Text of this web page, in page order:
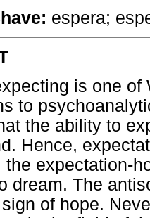
espera;
is one
to
the ability to
Hence,
the expectation-
dream. The
of hope.